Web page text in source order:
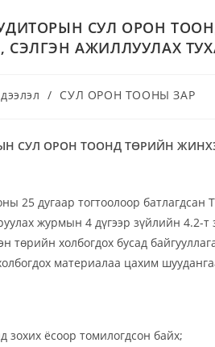
СУЛ ОРОН
АЖИЛЛУУЛАХ
/ СУЛ ОРОН ТООНЫ ЗАР
СУЛ ОРОН ТООНД ТӨРИЙН
25 дугаар тогтоолоор батлагдсан
журмын 4 дүгээр зүйлийн 4.2-т
төрийн холбогдох бусад
материалаа цахим
ёсоор томилогдсон байх;